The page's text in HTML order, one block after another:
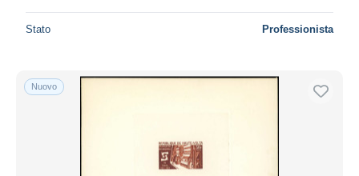
Stato Professionista
Nuovo